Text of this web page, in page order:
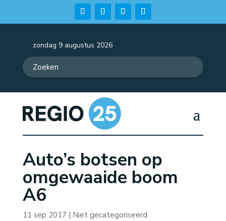
zondag 9 augustus 2026
Auto’s botsen op
omgewaaide boom
A6
11 sep 2017 | Niet gecategoriseerd